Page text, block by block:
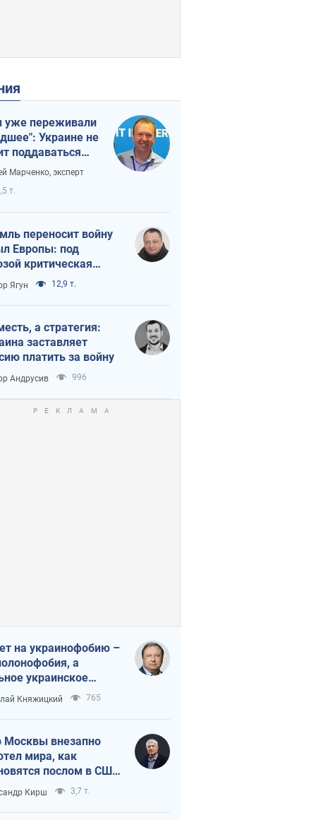
переживали
Украине не
поддаваться
из-за
Марченко, эксперт
т.
переносит войну
Европы: под
критическая
Ягун 12,9 т.
а стратегия:
заставляет
платить за войну
Андрусив 996
на украинофобию –
а
украинское
Княжицкий 765
Москвы внезапно
мира, как
послом в США
украинские топ-
Кирш 3,7 т.